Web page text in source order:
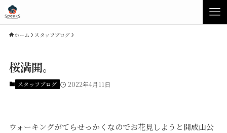
ホーム スタッフブログ
桜満開。
スタッフブログ 2022年4月11日
ウォーキングがてらせっかくなのでお花見しようと開成山公